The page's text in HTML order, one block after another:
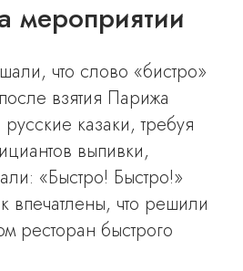
мероприятии
что слово «бистро»
взятия Парижа
казаки, требуя
выпивки,
«Быстро! Быстро!»
впечатлены, что решили
ресторан быстрого